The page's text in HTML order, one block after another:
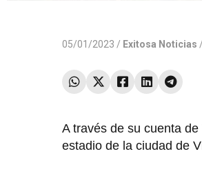
05/01/2023 / Exitosa Noticias /
A través de su cuenta
estadio de la ciudad de